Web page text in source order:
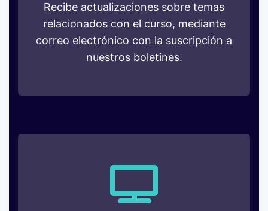
Recibe actualizaciones sobre temas
relacionados con el curso, mediante
correo electrónico con la suscripción a
nuestros boletines.